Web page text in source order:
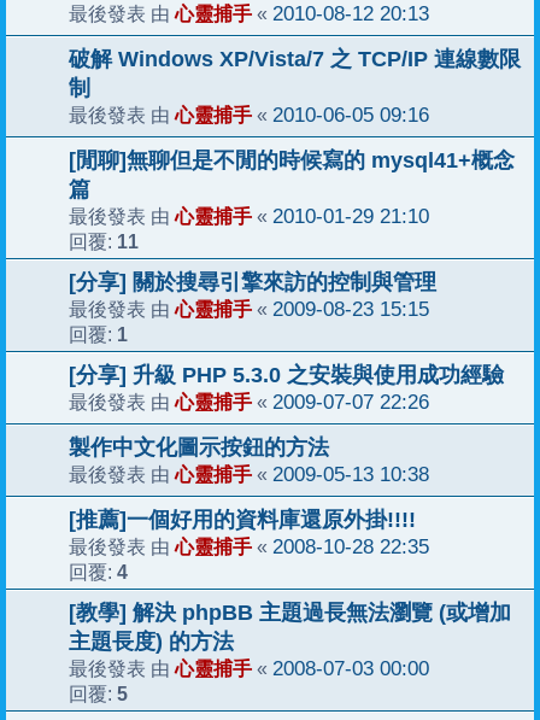
最後發表 由心靈捕手 « 2010-08-12 20:13
破解 Windows XP/Vista/7 之 TCP/IP 連線數限
制
最後發表 由心靈捕手 « 2010-06-05 09:16
[閒聊]無聊但是不閒的時候寫的 mysql41+概念
篇
最後發表 由心靈捕手 « 2010-01-29 21:10
回覆: 11
[分享] 關於搜尋引擎來訪的控制與管理
最後發表 由心靈捕手 « 2009-08-23 15:15
回覆: 1
[分享] 升級 PHP 5.3.0 之安裝與使用成功經驗
最後發表 由心靈捕手 « 2009-07-07 22:26
製作中文化圖示按鈕的方法
最後發表 由心靈捕手 « 2009-05-13 10:38
[推薦]一個好用的資料庫還原外掛!!!!
最後發表 由心靈捕手 « 2008-10-28 22:35
回覆: 4
[教學] 解決 phpBB 主題過長無法瀏覽 (或增加
主題長度) 的方法
最後發表 由心靈捕手 « 2008-07-03 00:00
回覆: 5